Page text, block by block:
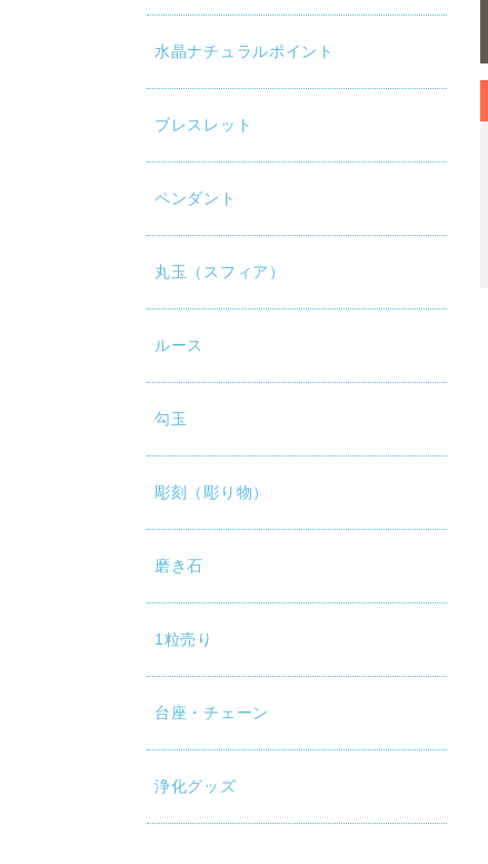
水晶ナチュラルポイント
ブレスレット
ペンダント
丸玉（スフィア）
ルース
勾玉
彫刻（彫り物）
磨き石
1粒売り
台座・チェーン
浄化グッズ